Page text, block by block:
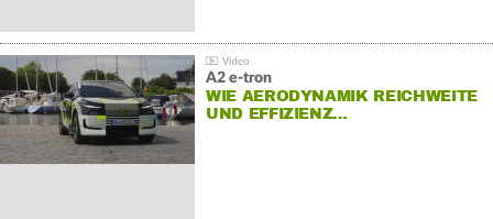
A2 e-tron
WIE AERODYNAMIK REICHWEITE
UND EFFIZIENZ…